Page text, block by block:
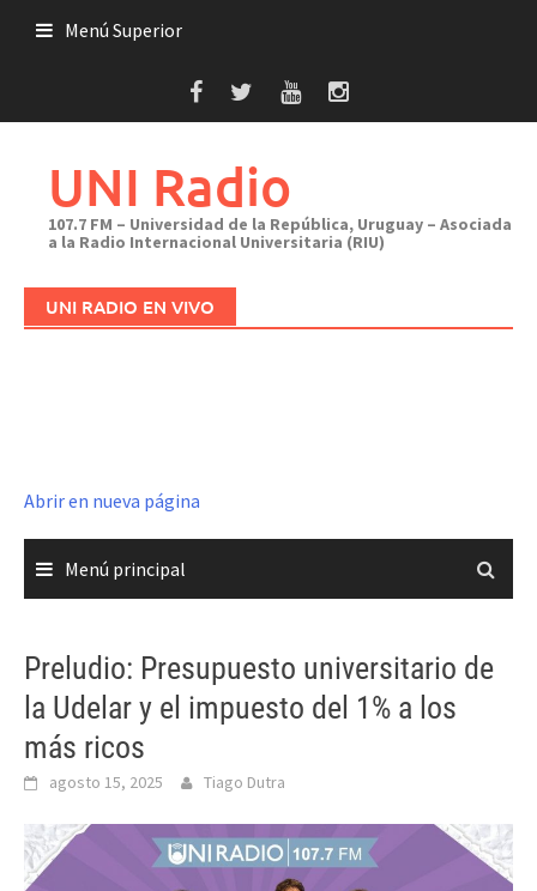
Menú Superior
UNI Radio
107.7 FM – Universidad de la República, Uruguay – Asociada
a la Radio Internacional Universitaria (RIU)
UNI RADIO EN VIVO
Abrir en nueva página
Menú principal
Preludio: Presupuesto universitario de
la Udelar y el impuesto del 1% a los
más ricos
agosto 15, 2025 Tiago Dutra